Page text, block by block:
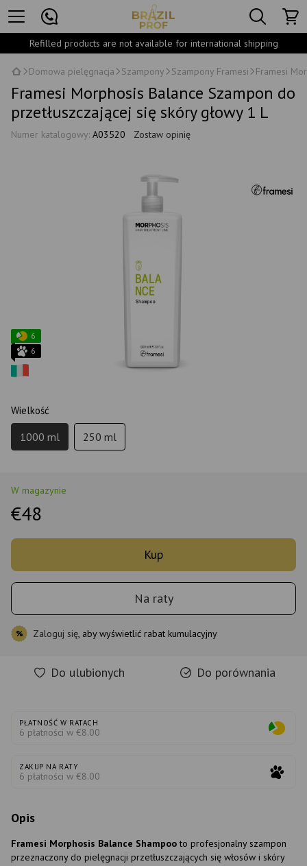
Refilled products are not available for international shipping
Domowa pielęgnacja Szampony Szampony Framesi Framesi
Framesi Morphosis Balance Szampon do
przetłuszczającej się skóry głowy 1 L
Numer katalogowy: A03520 Zostaw opinię
6
6
Wielkość
1000 ml 250 ml
W magazynie
€48
Kup
Na raty
% Zaloguj się , aby wyświetlić rabat kumulacyjny
Do ulubionych Do porównania
PŁATNOŚĆ W RATACH
6 płatności w €8.00
ZAKUP NA RATY
6 płatności w €8.00
Opis
Framesi Morphosis Balance Shampooto profesjonalny szampon
przeznaczony do pielęgnacji przetłuszczających się włosów i skóry